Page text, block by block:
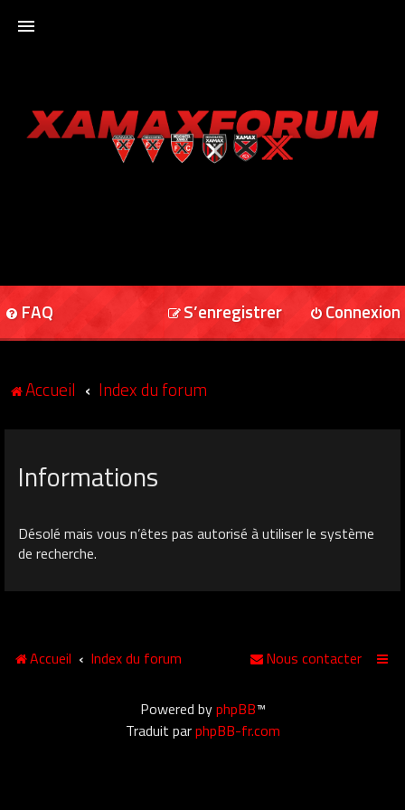
XAMAXFORUM
FAQ Connexion
S’enregistrer
Accueil Index du forum
Informations
Désolé mais vous n’êtes pas autorisé à utiliser le système
de recherche.
Accueil Index du forum Nous contacter
Powered byphpBB™
Traduit parphpBB-fr.com